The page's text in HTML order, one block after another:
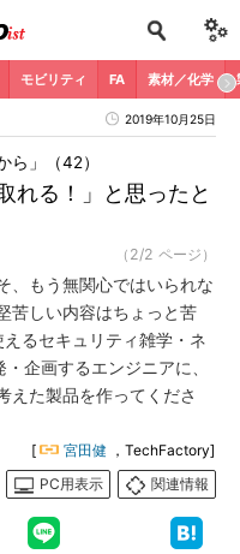
モビリティ FA 素材／化学
2019年10月25日
れる！」と思ったと
ら」（42）
（2/2 ページ）
、もう無関心ではいられな
苦しい内容はちょっと苦
るセキュリティ雑学・ネ
企画するエンジニアに、
えた製品を作ってくださ
[ 宮田健 ，TechFactory]
PC用表示
関連情報